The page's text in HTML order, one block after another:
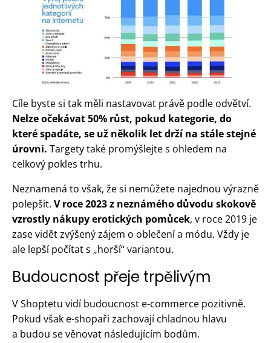
Cíle byste si tak měli nastavovat právě podle odvětví.
Nelze očekávat 50% růst, pokud kategorie, do
které spadáte, se už několik let drží na stále stejné
úrovni. Targety také promýšlejte s ohledem na
celkový pokles trhu.
Neznamená to však, že si nemůžete najednou výrazně
polepšit. V roce 2023 z neznámého důvodu skokově
vzrostly nákupy erotických pomůcek, v roce 2019 je
zase vidět zvýšený zájem o oblečení a módu. Vždy je
ale lepší počítat s „horší“ variantou.
Budoucnost přeje trpělivým
V Shoptetu vidí budoucnost e-commerce pozitivně.
Pokud však e-shopaři zachovají chladnou hlavu
a budou se věnovat následujícím bodům.